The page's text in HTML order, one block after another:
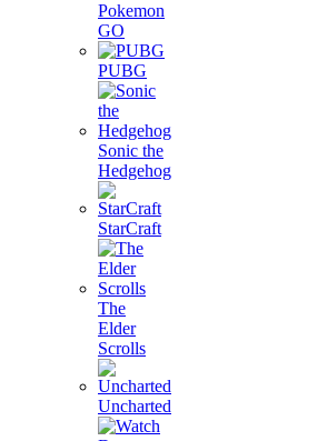
Pokemon
GO
PUBG
Sonic the
Hedgehog
StarCraft
The
Elder
Scrolls
Uncharted